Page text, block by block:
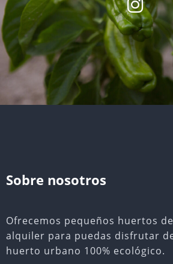
Sobre nosotros
Ofrecemos pequeños huertos
alquiler para puedas disfrutar
huerto urbano 100% ecológico.